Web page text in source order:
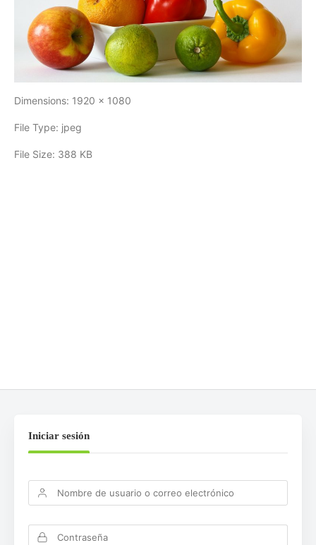
Dimensions: 1920 x 1080
File Type: jpeg
File Size: 388 KB
Iniciar sesión